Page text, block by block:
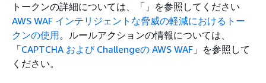
トークンの詳細については、「」を参照してください
AWS WAF インテリジェントな脅威の軽減におけるトー
クンの使用。ルールアクションの情報については、
「CAPTCHA および Challengeの AWS WAF 」を参照して
ください。